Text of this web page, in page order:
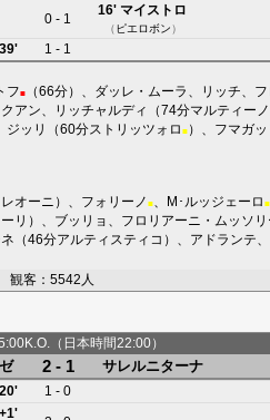
0 - 1
16' マイストロ
（ピエロボン）
39'
1 - 1
フ■ （66分）、 ダッレ・ムーラ リッチ
クアン リッチャルディ （74分マルティーノ
ジッリ （60分ストリッツォロ ■ ）、 フマガッ
オーニ ）、 フォリーノ ■ M･ルッジェーロ ■
リ ）、 ブッリョ
フロリアーニ・ムッソリ
（46分アルティスティコ ）、 アドランテ
観客：5542人
（日本時間22:00）
2 - 1 サレルニターナ
20'
1 - 0